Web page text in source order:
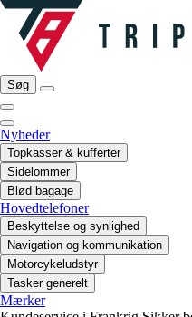
Søg
Nyheder
Topkasser & kufferter
Sidelommer
Blød bagage
Hovedtelefoner
Beskyttelse og synlighed
Navigation og kommunikation
Motorcykeludstyr
Tasker generelt
Mærker